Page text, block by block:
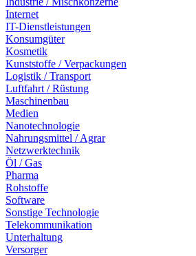
Internet
IT-Dienstleistungen
Konsumgüter
Kosmetik
Kunststoffe / Verpackungen
Logistik / Transport
Luftfahrt / Rüstung
Maschinenbau
Medien
Nanotechnologie
Nahrungsmittel / Agrar
Netzwerktechnik
Öl / Gas
Pharma
Rohstoffe
Software
Sonstige Technologie
Telekommunikation
Unterhaltung
Versorger